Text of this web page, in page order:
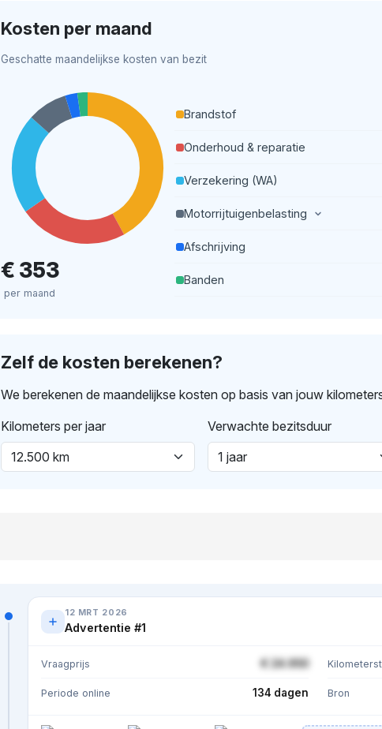
Kosten per maand
Geschatte maandelijkse kosten van bezit
€ 353
per maand
Brandstof
Onderhoud & reparatie
Verzekering (WA)
Motorrijtuigenbelasting
Afschrijving
Banden
Zelf de kosten berekenen?
We berekenen de maandelijkse kosten op basis van jouw
Kilometers per jaar
Verwachte bezitsduur
12 MRT 2026
Advertentie #1
Vraagprijs € 24.950
Periode online 134 dagen Bron